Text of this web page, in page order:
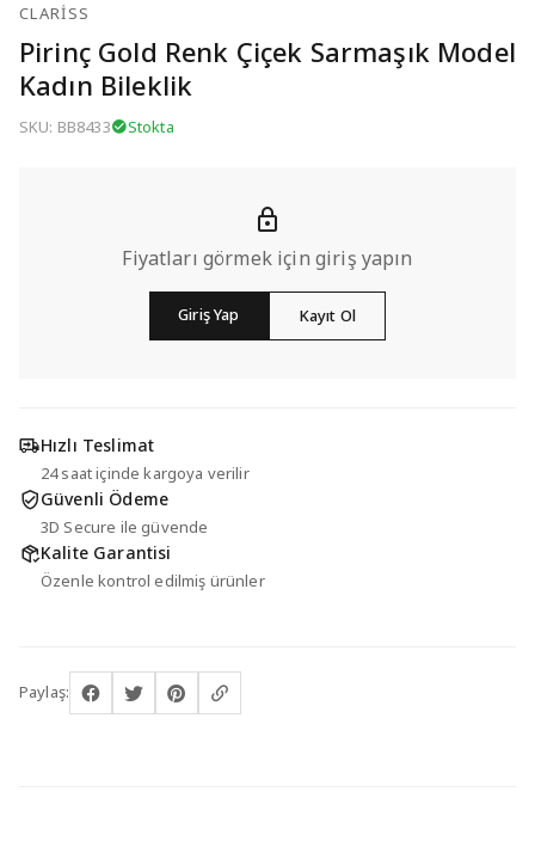
CLARISS
Pirinç Gold Renk Çiçek Sarmaşık Model
Kadın Bileklik
SKU: BB8433 Stokta
Fiyatları görmek için giriş yapın
Giriş Yap Kayıt Ol
Hızlı Teslimat
24 saat içinde kargoya verilir
Güvenli Ödeme
3D Secure ile güvende
Kalite Garantisi
Özenle kontrol edilmiş ürünler
Paylaş: